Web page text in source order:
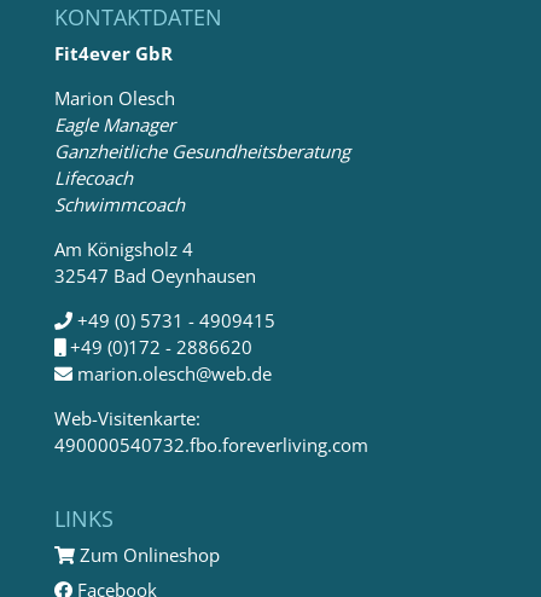
KONTAKTDATEN
Fit4ever GbR
Marion Olesch
Eagle Manager
Ganzheitliche Gesundheitsberatung
Lifecoach
Schwimmcoach
Am Königsholz 4
32547 Bad Oeynhausen
+49 (0) 5731 - 4909415
+49 (0)172 - 2886620
marion.olesch@web.de
Web-Visitenkarte:
490000540732.fbo.foreverliving.com
LINKS
Zum Onlineshop
Facebook